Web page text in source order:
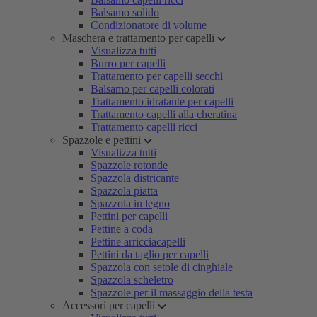
Balsamo solido
Condizionatore di volume
Maschera e trattamento per capelli
Visualizza tutti
Burro per capelli
Trattamento per capelli secchi
Balsamo per capelli colorati
Trattamento idratante per capelli
Trattamento capelli alla cheratina
Trattamento capelli ricci
Spazzole e pettini
Visualizza tutti
Spazzole rotonde
Spazzola districante
Spazzola piatta
Spazzola in legno
Pettini per capelli
Pettine a coda
Pettine arricciacapelli
Pettini da taglio per capelli
Spazzola con setole di cinghiale
Spazzola scheletro
Spazzole per il massaggio della testa
Accessori per capelli